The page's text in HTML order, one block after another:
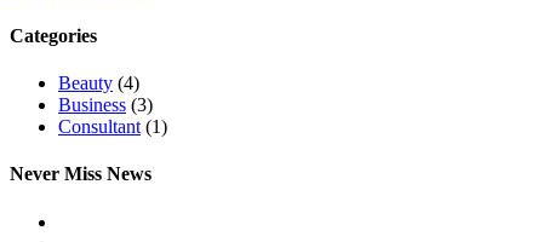
Categories
Beauty (4)
Business (3)
Consultant (1)
Never Miss News